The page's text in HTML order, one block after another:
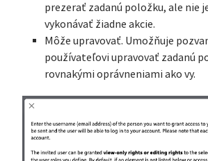
prezerať zadanú položku, ale nie
vykonávať žiadne akcie.
Môže upravovať. Umožňuje
používateľovi upravovať zadanú
rovnakými oprávneniami ako vy.